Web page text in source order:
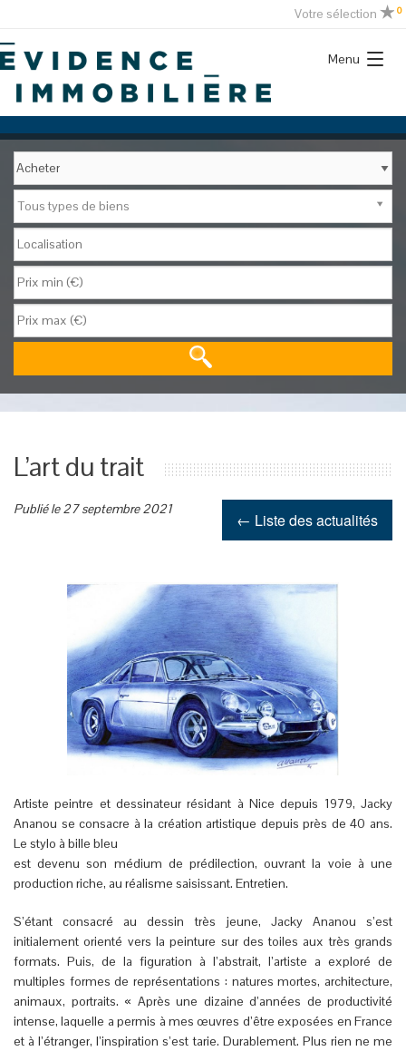
Votre sélection 0
Menu
Tous types de biens
L’art du trait
← Liste des actualités
Publié le 27 septembre 2021
Artiste peintre et dessinateur résidant à Nice depuis 1979, Jacky
Ananou se consacre à la création artistique depuis près de 40 ans.
Le stylo à bille bleu
est devenu son médium de prédilection, ouvrant la voie à une
production riche, au réalisme saisissant. Entretien.
S’étant consacré au dessin très jeune, Jacky Ananou s’est
initialement orienté vers la peinture sur des toiles aux très grands
formats. Puis, de la figuration à l’abstrait, l’artiste a exploré de
multiples formes de représentations : natures mortes, architecture,
animaux, portraits. « Après une dizaine d’années de productivité
intense, laquelle a permis à mes œuvres d’être exposées en France
et à l’étranger, l’inspiration s’est tarie. Durablement. Plus rien ne me